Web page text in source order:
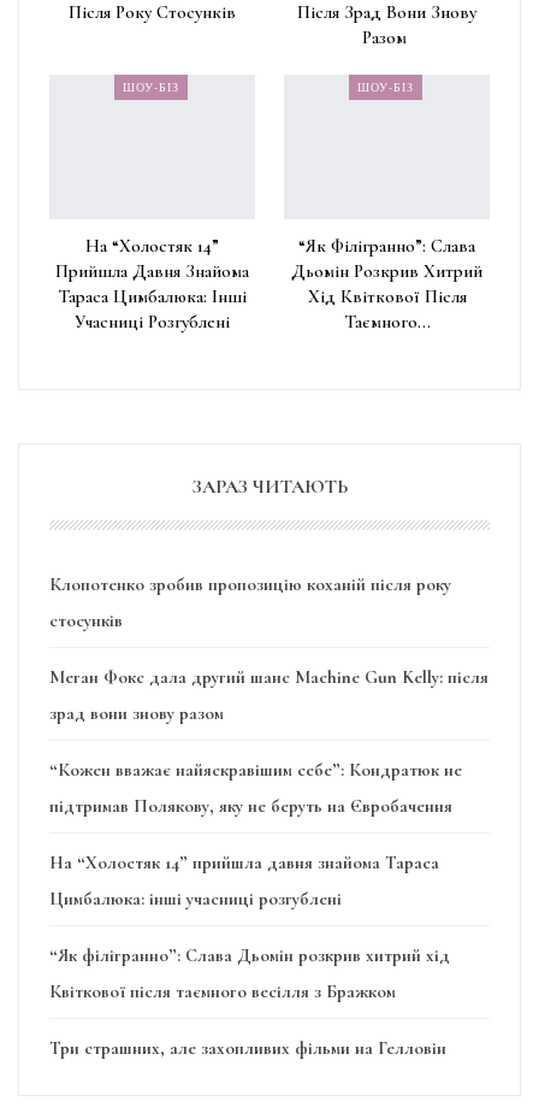
Після Року Стосунків
Після Зрад Вони Знову
Разом
ШОУ-БІЗ
На “Холостяк 14”
Прийшла Давня Знайома
Тараса Цимбалюка: Інші
Учасниці Розгублені
ШОУ-БІЗ
“Як Філігранно”: Слава
Дьомін Розкрив Хитрий
Хід Квіткової Після
Таємного…
ЗАРАЗ ЧИТАЮТЬ
Клопотенко зробив пропозицію коханій після року
стосунків
Меган Фокс дала другий шанс Machine Gun Kelly: після
зрад вони знову разом
“Кожен вважає найяскравішим себе”: Кондратюк не
підтримав Полякову, яку не беруть на Євробачення
На “Холостяк 14” прийшла давня знайома Тараса
Цимбалюка: інші учасниці розгублені
“Як філігранно”: Слава Дьомін розкрив хитрий хід
Квіткової після таємного весілля з Бражком
Три страшних, але захопливих фільми на Гелловін